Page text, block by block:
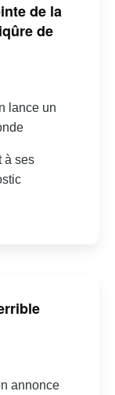
de la
de
lance un
à ses
annonce